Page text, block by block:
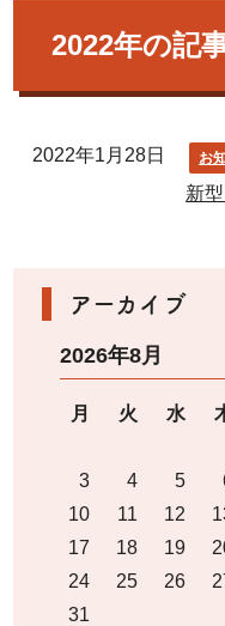
2022年の記
2022年1月28日 お
新
アーカイブ
2026年8月
月 火 水
3
4 5
10
11 12
17
18 19
24
25 26
31